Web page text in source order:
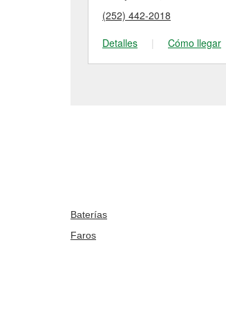
(252) 442-2018
Detalles
| Cómo llegar
Baterías
Faros